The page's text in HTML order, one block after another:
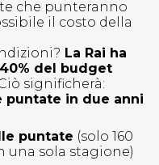
che punteranno
il costo della
La Rai ha
del budget
significherà:
in due anni
puntate (solo 160
una sola stagione)